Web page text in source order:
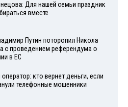
Для нашей семьи праздник
вместе
Путин поторопил Никола
с проведением референдума о
в ЕС
оператор: кто вернет деньги, если
телефонные мошенники